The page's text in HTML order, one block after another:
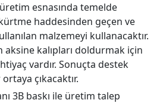
üretim esnasında temelde
haddesinden geçen ve
malzemeyi kullanacaktır.
aksine kalıpları doldurmak için
vardır. Sonuçta destek
çıkacaktır.
3B baskı ile üretim talep